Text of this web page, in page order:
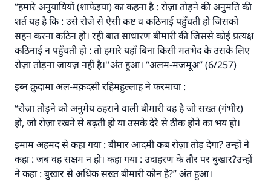
‘‘हमारे अनुयायियों (शाफेइया) का कहना है : रोज़ा तोड़ने की अनुमति की
शर्त यह है कि : उसे रोज़े से ऐसी कष्ट व कठिनाई पहुँचती हो जिसको
सहन करना कठिन हो। रही बात साधारण बीमारी की जिससे कोई प्रत्यक्ष
कठिनाई न पहुँचती हो : तो हमारे यहाँ बिना किसी मतभेद के उसके लिए
रोज़ा तोड़ना जायज़ नहीं है।''अंत हुआ। ‘‘अलम-मजमूअ’’ (6/257)
इब्न क़ुदामा अल-मक़दसी रहिमहुल्लाह ने फरमाया :
‘‘रोज़ा तोड़ने को अनुमेय ठहराने वाली बीमारी वह है जो सख्त (गंभीर)
हो, जो रोज़ा रखने से बढ़ती हो या उसके देरे से ठीक होने का भय हो।
इमाम अहमद से कहा गया : बीमार आदमी कब रोज़ा तोड़ देगा? उन्हों ने
कहा : जब वह सक्षम न हो। कहा गया : उदाहरण के तौर पर बुखार?उन्हों
ने कहा : बुखार से अधिक सख्त बीमारी कौन है?’’ अंत हुआ।